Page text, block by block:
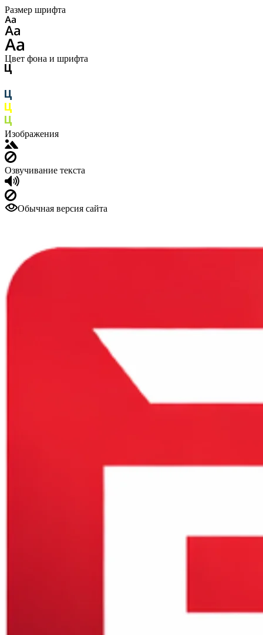
Размер шрифта
Цвет фона и шрифта
Изображения
Озвучивание текста
Обычная версия сайта